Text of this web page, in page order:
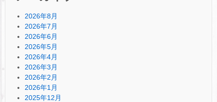
2026年8月
2026年7月
2026年6月
2026年5月
2026年4月
2026年3月
2026年2月
2026年1月
2025年12月